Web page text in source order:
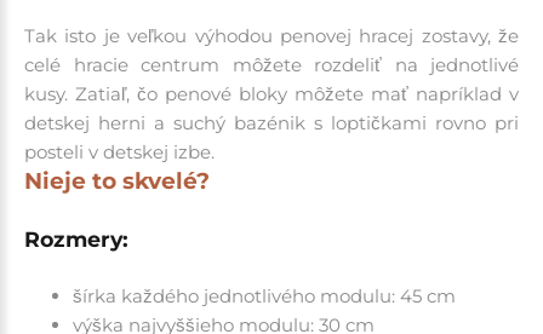
Tak isto je veľkou výhodou penovej hracej zostavy, že
celé hracie centrum môžete rozdeliť na jednotlivé
kusy. Zatiaľ, čo penové bloky môžete mať napríklad v
detskej herni a suchý bazénik s loptičkami rovno pri
posteli v detskej izbe.
Nieje to skvelé?
Rozmery:
šírka každého jednotlivého modulu: 45 cm
výška najvyššieho modulu: 30 cm